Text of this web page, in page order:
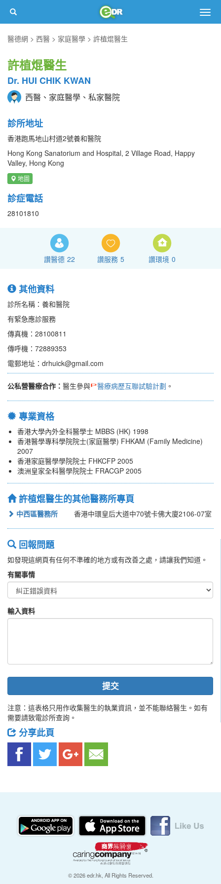
醫德網
西醫 家庭醫學 許植焜醫生
許植焜醫生
Dr. HUI CHIK KWAN
西醫、家庭醫學、私家醫院
診所地址
香港跑馬地山村道2號養和醫院
Hong Kong Sanatorium and Hospital, 2 Village Road, Happy
Valley, Hong Kong
地圖
診症電話
28101810
讚醫德 22 讚服務 5 讚環境 0
其他資料
診所名稱：養和醫院
有緊急應診服務
傳真機：28100811
傳呼機：72889353
電郵地址：drhuick@gmail.com
公私營醫療合作： 醫生參與 醫療病歷互聯試驗計劃 。
專業資格
香港大學內外全科醫學士 MBBS (HK) 1998
香港醫學專科學院院士(家庭醫學) FHKAM (Family Medicine)
2007
香港家庭醫學學院院士 FHKCFP 2005
澳洲皇家全科醫學院院士 FRACGP 2005
許植焜醫生的其他醫務所專頁
中西區醫務所 香港中環皇后大道中70號卡佛大廈2106-07室
回報問題
如發現這網頁有任何不準確的地方或有改善之處，請讓我們知道。
有關事情
輸入資料
提交
注意：這表格只用作收集醫生的執業資訊，並不能聯絡醫生。如有
需要請致電診所查詢。
分享此頁
© 2026 edr.hk, All Rights Reserved.